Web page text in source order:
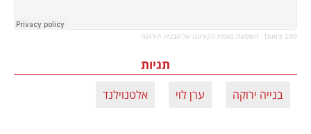
Dun's 100
· השפעת מגפת הקורונה על הבניה הירוקה
תגיות
בנייה ירוקה ערן לוי אלטנוילנד